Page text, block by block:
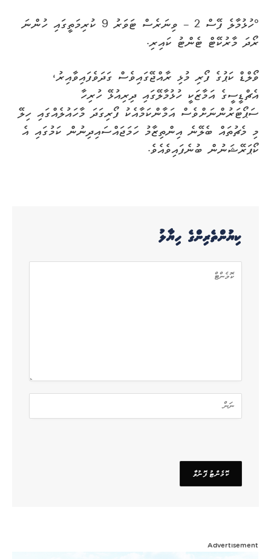
°ހުޅުމާލެ ފޭސް 2 – ވިނަރެސް ޓަވަރު 9 ކުރިމަތީގައި ހުންނަ
ރޯދަ މާރުކޭޓް ޓެންޓު ކައިރި.
ވޯލްޑް ކަޕުގެ ފޯރި މުޅި ރާއްޖޭގައިވެސް ގަދަވެފައިވާއިރު،
އެޗްޑީސީގެ އަމާޒަކީ ހުޅުމާލޭގައި ދިރިއުޅޭ ހުރިހާ
ސަޕޯޓަރުންނަށްވެސް އަމާންކަމާއެކު ފޯރިގަދަ މާހައުލެއްގައި ހިލޭ
މި މެޗުތައް ބެލޭނެ އިންތިޒާމު ހަމަޖައްސައިދިނުން ކަމުގައި އެ
ކޯޕަރޭޝަނުން ބުނެފައިވެއެވެ.
ކިޔުންތެރިންގެ ހިޔާލު
Advertisement